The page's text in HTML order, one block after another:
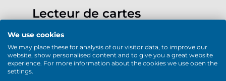
Lecteur de cartes
We use cookies
We may place these for analysis of our visitor data, to improve our
website, show personalised content and to give you a great website
experience. For more information about the cookies we use open the
settings.